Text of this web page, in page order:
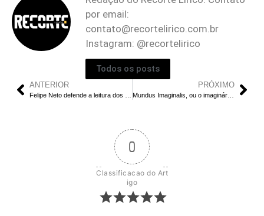
por email:
contato@recortelirico.com.br
Instagram: @recortelirico
Todos os posts
ANTERIOR PRÓXIMO
Mundus Imaginalis, ou o imaginário e o imaginal, de Henry Corbin
0
Classificacao do Art
igo